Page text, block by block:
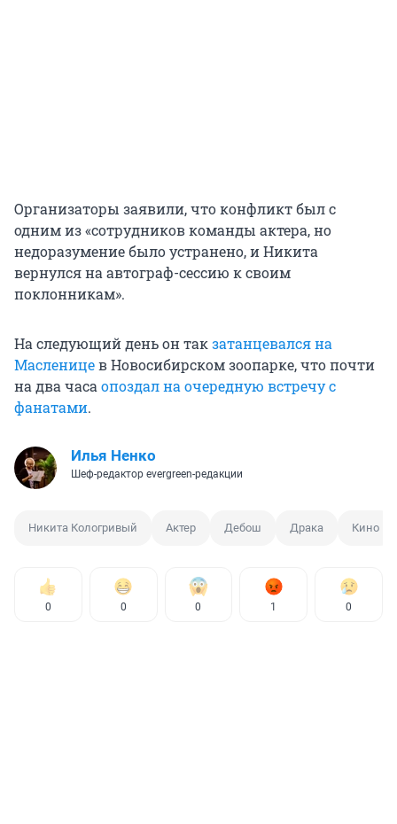
Организаторы заявили, что конфликт был с
одним из «сотрудников команды актера, но
недоразумение было устранено, и Никита
вернулся на автограф-сессию к своим
поклонникам».
На следующий день он такзатанцевался на
Масленицев Новосибирском зоопарке, что почти
на два часа опоздал на очередную встречу с
фанатами.
Илья Ненко
Шеф-редактор evergreen-редакции
Никита Кологривый Актер Дебош Драка Кино
0 0 0 1 0